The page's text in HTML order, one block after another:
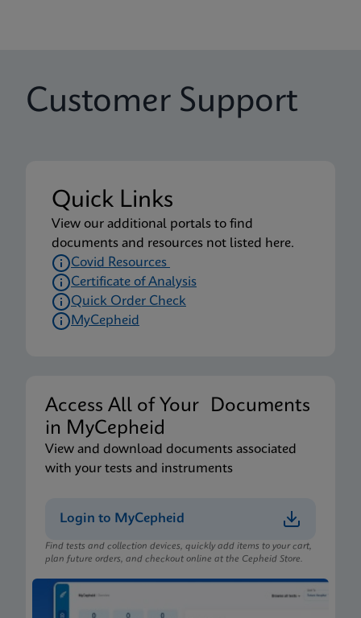
Customer Support
Quick Links
View our additional portals to find
documents and resources not listed here.
Covid Resources
Certificate of Analysis
Quick Order Check
MyCepheid
Access All of Your Documents
in MyCepheid
View and download documents associated
with your tests and instruments
Login to MyCepheid
Find tests and collection devices, quickly add items to your cart,
plan future orders, and checkout online at the Cepheid Store.